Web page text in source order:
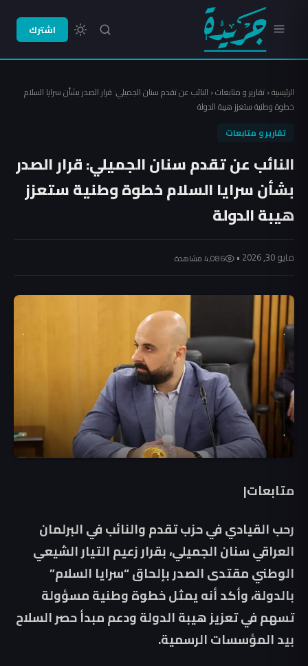
اشترك
الرئيسية‹تقارير و متابعات‹ النائب عن تقدم سنان الجميلي: قرار الصدر بشأن سرايا السلام
خطوة وطنية ستعزز هيبة الدولة
تقارير و متابعات
النائب عن تقدم سنان الجميلي: قرار الصدر
بشأن سرايا السلام خطوة وطنية ستعزز
هيبة الدولة
مايو 30, 2026 • 4٬086 مشاهدة
متابعات|
رحب القيادي في حزب تقدم والنائب في البرلمان
العراقي سنان الجميلي، بقرار زعيم التيار الشيعي
الوطني مقتدى الصدر بإلحاق “سرايا السلام”
بالدولة، وأكد أنه يمثل خطوة وطنية مسؤولة
تسهم في تعزيز هيبة الدولة ودعم مبدأ حصر السلاح
بيد المؤسسات الرسمية.